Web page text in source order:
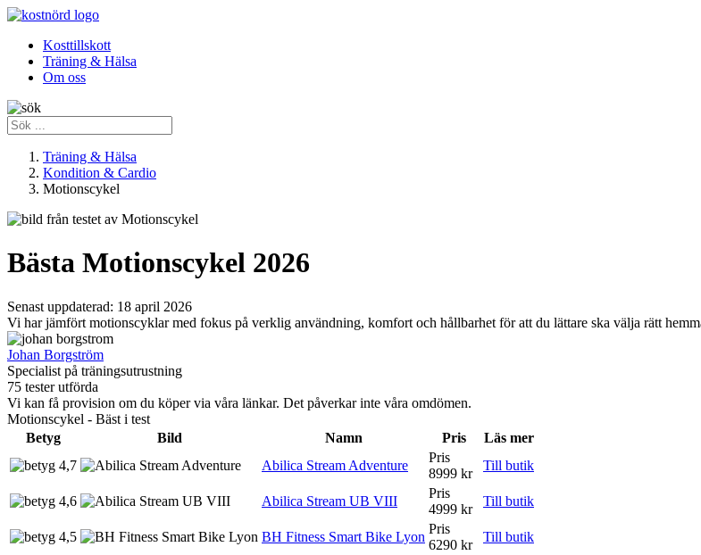
Kosttillskott
Träning & Hälsa
Om oss
Träning & Hälsa
Kondition & Cardio
Motionscykel
Bästa Motionscykel 2026
Senast uppdaterad: 18 april 2026
Vi har jämfört motionscyklar med fokus på verklig användning, komfort och hållbarhet för att du lättare ska välja rätt
Johan Borgström
Specialist på träningsutrustning
75 tester utförda
Vi kan få provision om du köper via våra länkar. Det påverkar inte våra omdömen.
Motionscykel - Bäst i test
Betyg
Bild Namn Pris
Läs mer
4,7
Abilica Stream Adventure
Pris
8999 kr
Till butik
4,6 Abilica Stream UB VIII
Pris
4999 kr
Till butik
4,5 BH Fitness Smart Bike Lyon
Pris
6290 kr
Till butik